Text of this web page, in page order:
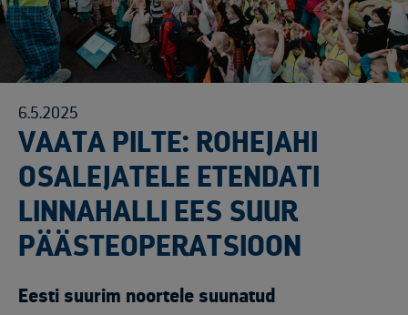
6.5.2025
VAATA PILTE: ROHEJAHI
OSALEJATELE ETENDATI
LINNAHALLI EES SUUR
PÄÄSTEOPERATSIOON
Eesti suurim noortele suunatud